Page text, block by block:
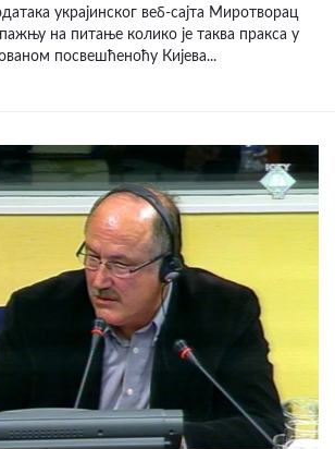
украјинског веб-сајта Миротворац
на питање колико је таква пракса у
посвешћеноћу Кијева...